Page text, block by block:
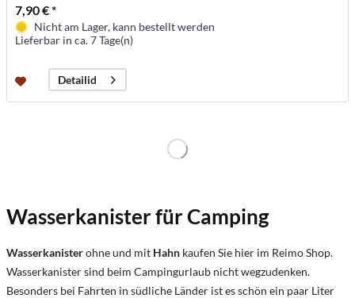
7,90 € *
Nicht am Lager, kann bestellt werden
Lieferbar in ca. 7 Tage(n)
Detailid
Wasserkanister für Camping
Wasserkanisterohne und mit Hahn kaufen Sie hier im Reimo Shop.
Wasserkanister sind beim Campingurlaub nicht wegzudenken.
Besonders bei Fahrten in südliche Länder ist es schön ein paar Liter